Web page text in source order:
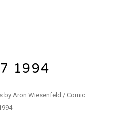
1994
by Aron Wiesenfeld / Comic